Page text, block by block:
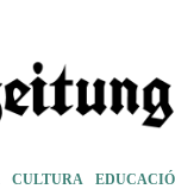
CULTURA